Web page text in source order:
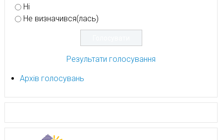
Ні
Не визначився(лась)
Результати голосування
Архів голосувань